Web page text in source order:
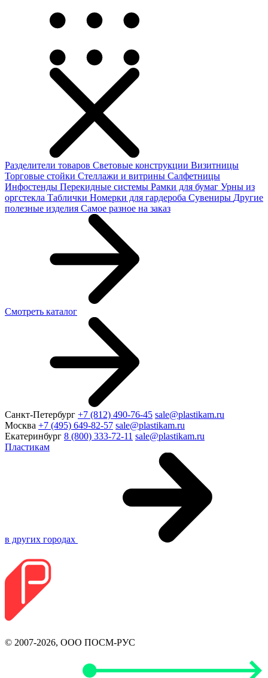
Разделители товаров Световые конструкции Визитницы
Торговые стойки Cтеллажи и витрины Салфетницы
Инфостенды Перекидные системы Рамки для бумаг Урны из
оргстекла Таблички Номерки для гардероба Сувениры Другие
полезные изделия Самое разное на заказ
Смотреть каталог
Санкт-Петербург +7 (812) 490-76-45 sale@plastikam.ru
Москва +7 (495) 649-82-57 sale@plastikam.ru
Екатеринбург 8 (800) 333-72-11 sale@plastikam.ru
Пластикам
в других городах
© 2007-2026, ООО ПОСМ-РУС